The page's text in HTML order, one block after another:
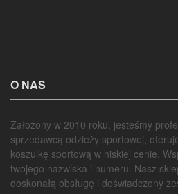
O NAS
Założony w 2010 roku, jesteśmy
sprzedawcą odzieży sportowej,
koszulkę sportową w niskiej cenie.
twojego nazwiska i numeru. Nasz
doskonałą obsługę i doświadczony